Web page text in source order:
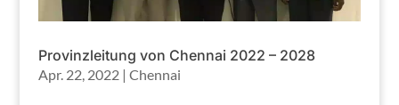
Provinzleitung von Chennai 2022 – 2028
Apr. 22, 2022| Chennai